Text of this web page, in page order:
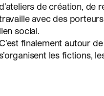
d’ateliers de création, de
avec des
lien social.
finalement autour
s’organisent les fictions,